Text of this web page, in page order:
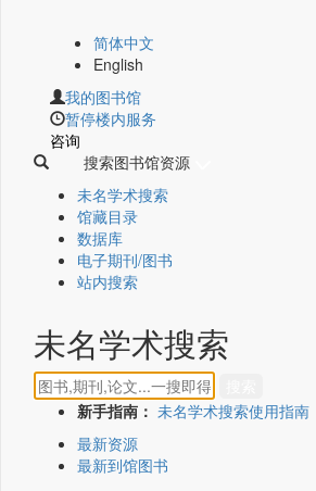
简体中文
English
我的图书馆
暂停楼内服务
咨询
搜索图书馆资源
未名学术搜索
馆藏目录
数据库
电子期刊/图书
站内搜索
未名学术搜索
新手指南： 未名学术搜索使用指南
最新资源
最新到馆图书